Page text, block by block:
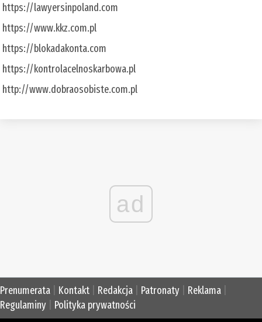
https://lawyersinpoland.com
https://www.kkz.com.pl
https://blokadakonta.com
https://kontrolacelnoskarbowa.pl
http://www.dobraosobiste.com.pl
ad
Prenumerata Kontakt Redakcja Patronaty Reklama
Regulaminy
Polityka prywatności